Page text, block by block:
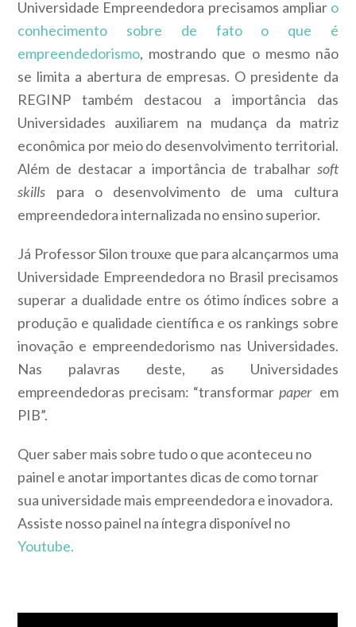
Universidade Empreendedora precisamos ampliar o
conhecimento sobre de fato o que é
empreendedorismo, mostrando que o mesmo não
se limita a abertura de empresas. O presidente da
REGINP também destacou a importância das
Universidades auxiliarem na mudança da matriz
econômica por meio do desenvolvimento territorial.
Além de destacar a importância de trabalhar soft
skills para o desenvolvimento de uma cultura
empreendedora internalizada no ensino superior.
Já Professor Silon trouxe que para alcançarmos uma
Universidade Empreendedora no Brasil precisamos
superar a dualidade entre os ótimo índices sobre a
produção e qualidade científica e os rankings sobre
inovação e empreendedorismo nas Universidades.
Nas palavras deste, as Universidades
empreendedoras precisam: “transformar paper em
PIB”.
Quer saber mais sobre tudo o que aconteceu no
painel e anotar importantes dicas de como tornar
sua universidade mais empreendedora e inovadora.
Assiste nosso painel na íntegra disponível no
Youtube.